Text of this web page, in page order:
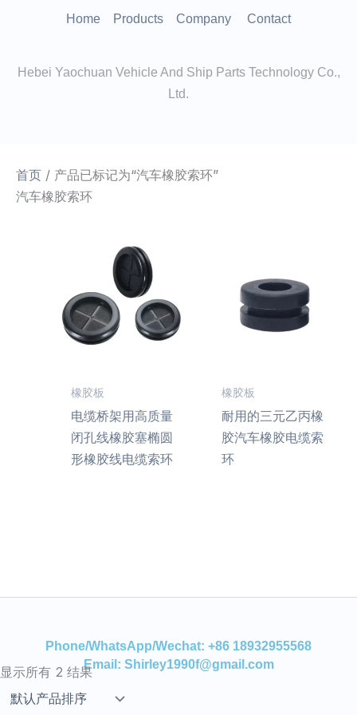
Home Products Company Contact
Hebei Yaochuan Vehicle And Ship Parts Technology Co.,
Ltd.
首页 / 产品已标记为“汽车橡胶索环”
汽车橡胶索环
显示所有 2 结果
橡胶板
电缆桥架用高质量
闭孔线橡胶塞椭圆
形橡胶线电缆索环
橡胶板
耐用的三元乙丙橡
胶汽车橡胶电缆索
环
Phone/WhatsApp/Wechat: +86 18932955568
Email: Shirley1990f@gmail.com